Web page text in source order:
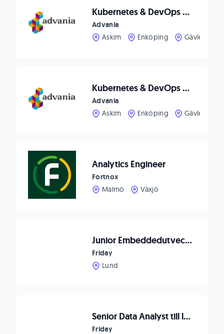
Kubernetes & DevOps Architect
Advania
Askim
Enköping Gävle
Kubernetes & DevOps Engineer
Advania
Askim
Enköping Gävle
Analytics Engineer
Fortnox
Malmö
Växjö
Junior Embeddedutvecklare till Globalt Bolag!
Friday
Lund
Senior Data Analyst till ledande aktör i Helsingborg
Friday